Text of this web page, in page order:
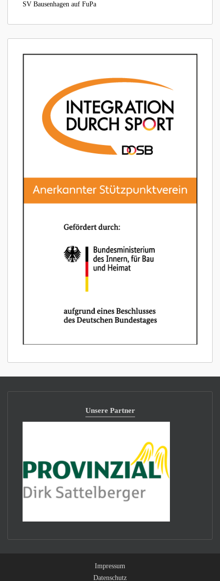
SV Bausenhagen auf FuPa
Unsere Partner
Impressum
Datenschutz